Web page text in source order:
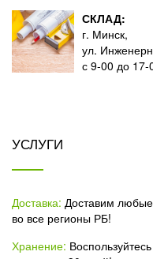
СКЛАД:
г. Минск,
ул.
с 9-00 до 17-
УСЛУГИ
Доставка: Доставим любые
во все регионы РБ!
Хранение: